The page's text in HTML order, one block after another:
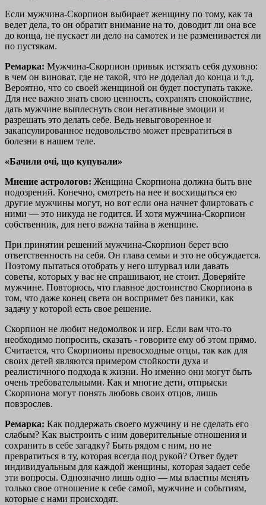
Если мужчина-Скорпион выбирает женщину по тому, как та
ведет дела, то он обратит внимание на то, доводит ли она все
до конца, не пускает ли дело на самотек и не разменивается ли
по пустякам.
Ремарка: Мужчина-Скорпион привык истязать себя духовно:
в чем он виноват, где не такой, что не доделал до конца и т.д.
Вероятно, что со своей женщиной он будет поступать также.
Для нее важно знать свою ценность, сохранять спокойствие,
дать мужчине выплеснуть свои негативные эмоции и
разрешать это делать себе. Ведь невыговоренное и
закапсулированное недовольство может превратиться в
болезни в нашем теле.
«Бачили очі, що купували»
Мнение астрологов: Женщина Скорпиона должна быть вне
подозрений. Конечно, смотреть на нее и восхищаться ею
другие мужчины могут, но вот если она начнет флиртовать с
ними — это никуда не годится. И хотя мужчина-Скорпион
собственник, для него важна тайна в женщине.
При принятии решений мужчина-Скорпион берет всю
ответственность на себя. Он глава семьи и это не обсуждается.
Поэтому пытаться отобрать у него штурвал или давать
советы, которых у вас не спрашивают, не стоит. Доверяйте
мужчине. Повторюсь, что главное достоинство Скорпиона в
том, что даже конец света он воспримет без паники, как
задачу у которой есть свое решение.
Скорпион не любит недомолвок и игр. Если вам что-то
необходимо попросить, сказать - говорите ему об этом прямо.
Считается, что Скорпионы превосходные отцы, так как для
своих детей являются примером стойкости духа и
реалистичного подхода к жизни. Но именно они могут быть
очень требовательными. Как и многие дети, отпрыски
Скорпиона могут понять любовь своих отцов, лишь
повзрослев.
Ремарка: Как поддержать своего мужчину и не сделать его
слабым? Как выстроить с ним доверительные отношения и
сохранить в себе загадку? Быть рядом с ним, но не
превратиться в ту, которая всегда под рукой? Ответ будет
индивидуальным для каждой женщины, которая задает себе
эти вопросы. Однозначно лишь одно — мы властны менять
только свое отношение к себе самой, мужчине и событиям,
которые с нами происходят.